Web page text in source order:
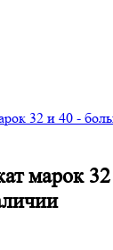
32 и 40 -
марок